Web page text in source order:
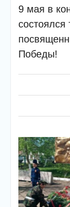
9 мая в
состоялся
Победы!